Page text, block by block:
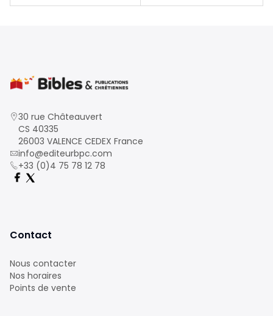
30 rue Châteauvert
CS 40335
26003 VALENCE CEDEX France
info@editeurbpc.com
+33 (0)4 75 78 12 78
Contact
Nous contacter
Nos horaires
Points de vente